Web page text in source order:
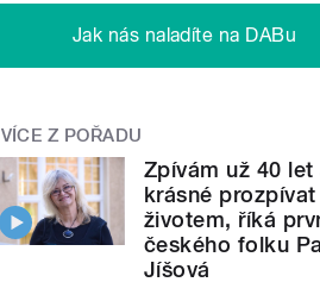
Jak nás naladíte na DABu
VÍCE Z POŘADU
Zpívám už 40 let
krásné prozpívat
životem, říká
českého folku
Jíšová